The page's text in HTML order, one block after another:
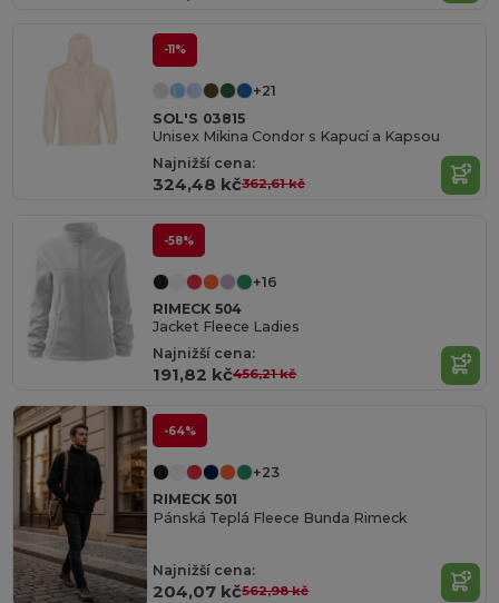
-11%
+21
SOL'S 03815
Unisex Mikina Condor s Kapucí a Kapsou
Najnižší cena:
324,48 kč362,61 kč
-58%
+16
RIMECK 504
Jacket Fleece Ladies
Najnižší cena:
191,82 kč456,21 kč
-64%
+23
RIMECK 501
Pánská Teplá Fleece Bunda Rimeck
Najnižší cena:
204,07 kč562,98 kč